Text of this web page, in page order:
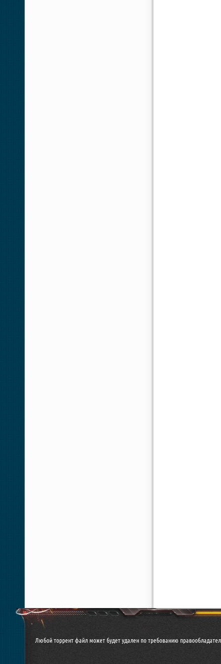
Любой торрент файл может будет удален по требованию